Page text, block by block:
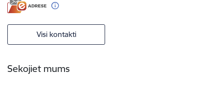
Visi kontakti
Sekojiet mums